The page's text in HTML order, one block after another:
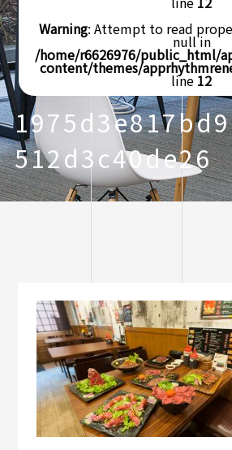
Warning: Attempt to read
null in
/home/r6626976/public_html/
content/themes/
line 12
512d3c40de26